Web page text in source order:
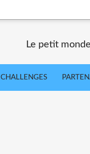
Le petit
CHALLENGES